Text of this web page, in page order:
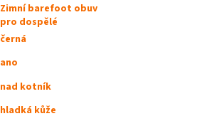
Zimní barefoot obuv
pro dospělé
černá
ano
nad kotník
hladká kůže